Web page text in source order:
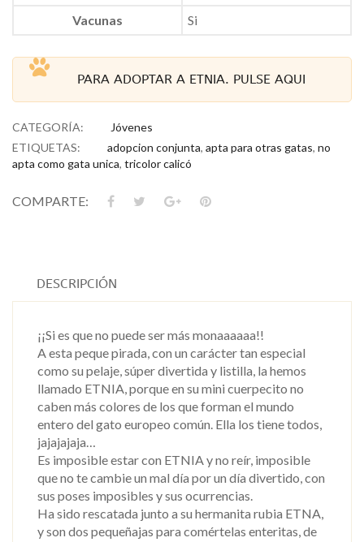
Vacunas Si
PARA ADOPTAR A ETNIA. PULSE AQUI
CATEGORÍA:
Jóvenes
ETIQUETAS:
adopcion conjunta, apta para otras gatas, no
apta como gata unica, tricolor calicó
COMPARTE:
DESCRIPCIÓN
¡¡Si es que no puede ser más monaaaaaa!!
A esta peque pirada, con un carácter tan especial
como su pelaje, súper divertida y listilla, la hemos
llamado ETNIA, porque en su mini cuerpecito no
caben más colores de los que forman el mundo
entero del gato europeo común. Ella los tiene todos,
jajajajaja…
Es imposible estar con ETNIA y no reír, imposible
que no te cambie un mal día por un día divertido, con
sus poses imposibles y sus ocurrencias.
Ha sido rescatada junto a su hermanita rubia ETNA,
y son dos pequeñajas para comértelas enteritas, de